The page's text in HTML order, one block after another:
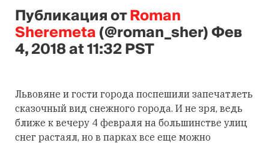
Публикация отRoman
Sheremeta(@roman_sher)Фев
4, 2018 at 11:32 PST
Львовяне и гости города поспешили запечатлеть
сказочный вид снежного города. И не зря, ведь
ближе к вечеру 4 февраля на большинстве улиц
снег растаял, но в парках все еще можно